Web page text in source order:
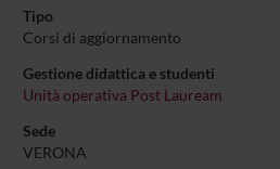
Tipo
Corsi di aggiornamento
Gestione didattica e studenti
Unità operativa Post Lauream
Sede
VERONA